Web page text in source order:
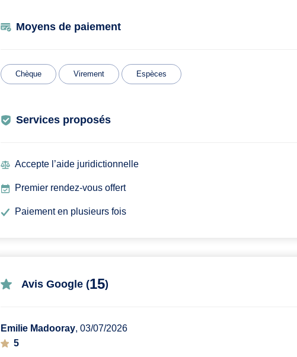
Moyens de paiement
Chèque Virement Espèces
Services proposés
Accepte l’aide juridictionnelle
Premier rendez-vous offert
Paiement en plusieurs fois
Avis Google (15)
Emilie Madooray, 03/07/2026
5